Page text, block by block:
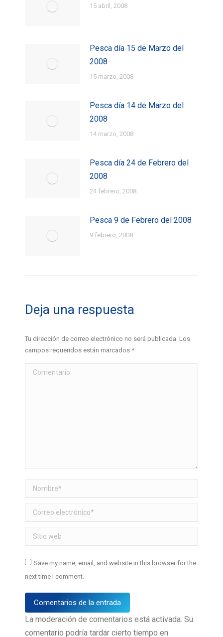
15 abril, 2008
Pesca día 15 de Marzo del
2008
15 marzo, 2008
Pesca día 14 de Marzo del
2008
14 marzo, 2008
Pesca día 24 de Febrero del
2008
24 febrero, 2008
Pesca 9 de Febrero del 2008
9 febrero, 2008
Deja una respuesta
Tu dirección de correo electrónico no será publicada. Los
campos requeridos están marcados *
Comentario
Nombre *
Correo electrónico *
Sitio web
Save my name, email, and website in this browser for the
next time I comment.
Comentarios de la entrada
La moderación de comentarios está activada. Su
comentario podría tardar cierto tiempo en